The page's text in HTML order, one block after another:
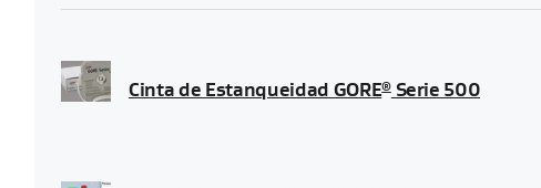
Cinta de Estanqueidad GORE®Serie 500